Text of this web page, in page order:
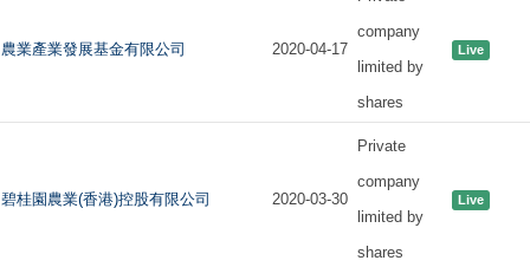
農業產業發展基金有限公司 2020-04-17
company
limited by
shares
Live
碧桂園農業(香港)控股有限公司 2020-03-30
Private
company
limited by
shares
Live